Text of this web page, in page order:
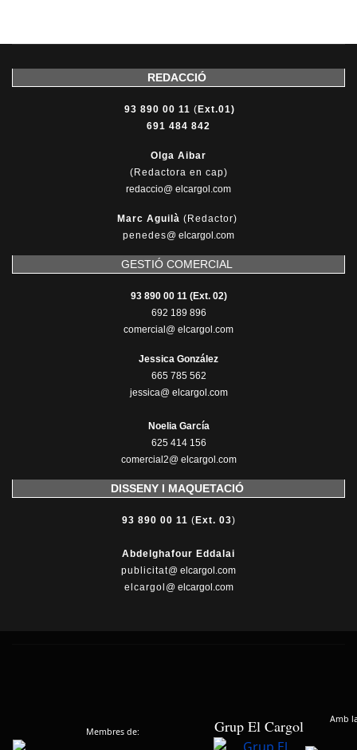
REDACCIÓ
93 890 00 11 ( Ext.01)
691 484 842
Olga Aibar
(Redactora en cap)
redaccio@ elcargol.com
Marc Aguilà (Redactor)
penedes@ elcargol.com
GESTIÓ COMERCIAL
93 890 00 11 (Ext. 02)
692 189 896
comercial@ elcargol.com
Jessica González
665 785 562
jessica@ elcargol.com
Noelia García
625 414 156
comercial2@ elcargol.com
DISSENY I MAQUETACIÓ
93 890 00 11 ( Ext. 03)
Abdelghafour Eddalai
publicitat@ elcargol.com
elcargol @ elcargol.com
Membres de: Grup El Cargol Amb